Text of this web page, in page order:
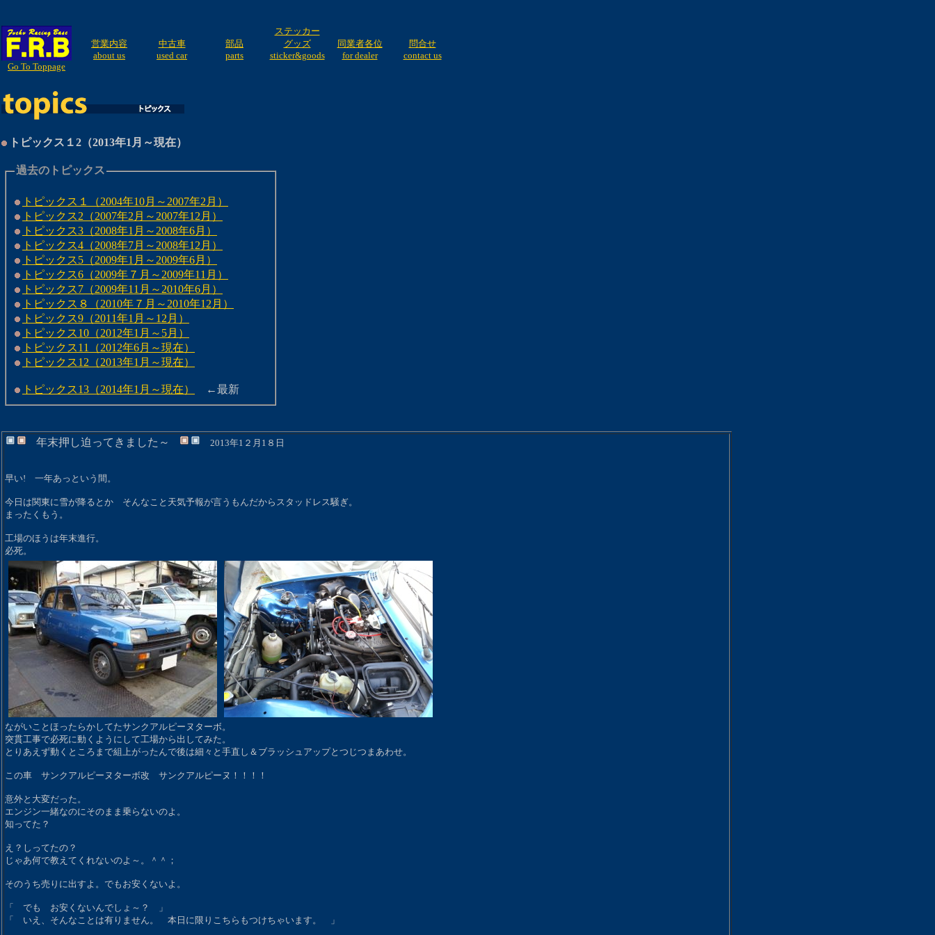
営業内容
about us
中古車
used car
部品
parts
ステッカー
グッズ
sticker&goods
同業者各位
for dealer
問合せ
contact us
Go To Toppage
トピックス１2（2013年1月～現在）
過去のトピックス
トピックス１（2004年10月～2007年2月）
トピックス2（2007年2月～2007年12月）
トピックス3（2008年1月～2008年6月）
トピックス4（2008年7月～2008年12月）
トピックス5（2009年1月～2009年6月）
トピックス6（2009年７月～2009年11月）
トピックス7（2009年11月～2010年6月）
トピックス８（2010年７月～2010年12月）
トピックス9（2011年1月～12月）
トピックス10（2012年1月～5月）
トピックス11（2012年6月～現在）
トピックス12（2013年1月～現在）
トピックス13（2014年1月～現在） ←最新
年末押し迫ってきました～ 2013年1２月1８日
早い! 一年あっという間。
今日は関東に雪が降るとか そんなこと天気予報が言うもんだからスタッドレス騒ぎ。
まったくもう。
工場のほうは年末進行。
必死。
ながいことほったらかしてたサンクアルピーヌターボ。
突貫工事で必死に動くようにして工場から出してみた。
とりあえず動くところまで組上がったんで後は細々と手直し＆ブラッシュアップとつじつまあわせ。
この車 サンクアルピーヌターボ改 サンクアルピーヌ！！！！
意外と大変だった。
エンジン一緒なのにそのまま乗らないのよ。
知ってた？
え？しってたの？
じゃあ何で教えてくれないのよ～。＾＾；
そのうち売りに出すよ。でもお安くないよ。
「 でも お安くないんでしょ～？ 」
「 いえ、そんなことは有りません。 本日に限りこちらもつけちゃいます。 」